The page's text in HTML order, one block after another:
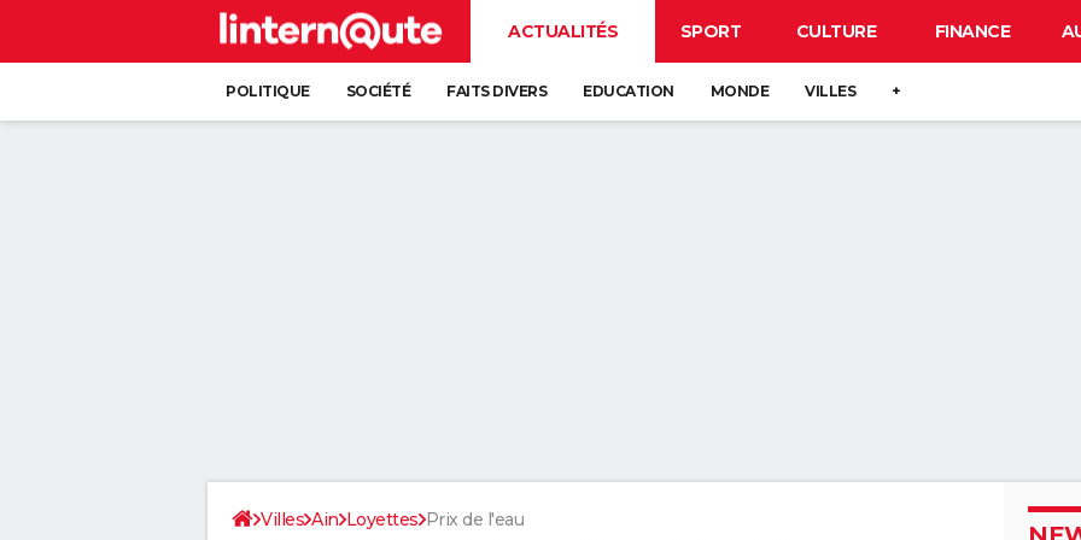
ACTUALITÉS SPORT CULTURE FINANCE
POLITIQUE SOCIÉTÉ FAITS DIVERS EDUCATION MONDE VILLES +
Villes Ain Loyettes Prix de l'eau